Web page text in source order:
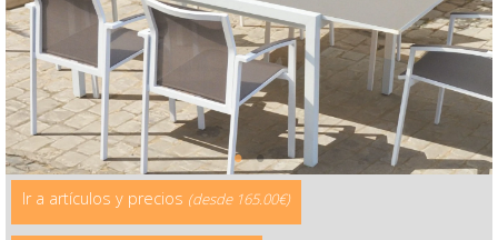
VER MÁS
Ir a artículos y precios (desde 165.00€)